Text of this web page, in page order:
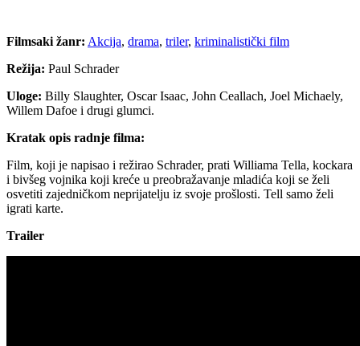
Filmsaki žanr: Akcija, drama, triler, kriminalistički film
Režija: Paul Schrader
Uloge: Billy Slaughter, Oscar Isaac, John Ceallach, Joel Michaely,
Willem Dafoe i drugi glumci.
Kratak opis radnje filma:
Film, koji je napisao i režirao Schrader, prati Williama Tella, kockara
i bivšeg vojnika koji kreće u preobražavanje mladića koji se želi
osvetiti zajedničkom neprijatelju iz svoje prošlosti. Tell samo želi
igrati karte.
Trailer